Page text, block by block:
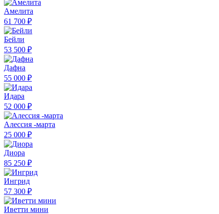
Амелита
61 700 ₽
Бейли
53 500 ₽
Дафна
55 000 ₽
Идара
52 000 ₽
Алессия -марта
25 000 ₽
Диора
85 250 ₽
Ингрид
57 300 ₽
Иветти мини